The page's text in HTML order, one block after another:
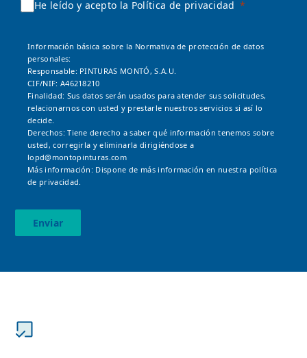
He leído y acepto la Política de privacidad
Información básica sobre la Normativa de protección de datos
personales:
Responsable: PINTURAS MONTÓ, S.A.U.
CIF/NIF: A46218210
Finalidad: Sus datos serán usados para atender sus solicitudes,
relacionarnos con usted y prestarle nuestros servicios si así lo
decide.
Derechos: Tiene derecho a saber qué información tenemos sobre
usted, corregirla y eliminarla dirigiéndose a
lopd@montopinturas.com
Más información: Dispone de más información en nuestra política
de privacidad.
Enviar